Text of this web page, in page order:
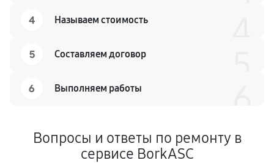
4 Называем стоимость
5 Составляем договор
6 Выполняем работы
Вопросы и ответы по ремонту в
сервисе BorkASC